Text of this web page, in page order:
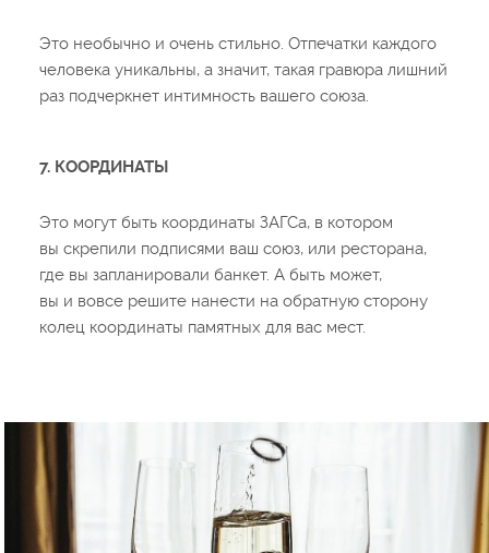
Это необычно и очень стильно. Отпечатки каждого
человека уникальны, а значит, такая гравюра лишний
раз подчеркнет интимность вашего союза.
7. КООРДИНАТЫ
Это могут быть координаты ЗАГСа, в котором
вы скрепили подписями ваш союз, или ресторана,
где вы запланировали банкет. А быть может,
вы и вовсе решите нанести на обратную сторону
колец координаты памятных для вас мест.